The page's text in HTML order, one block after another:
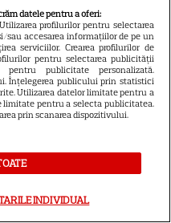
joi
Mării – Postul
Maicii Domnului. Ce
datele pentru a oferi:
profilurilor pentru selectarea
sau accesarea informațiilor de pe un
serviciilor. Crearea profilurilor de
pentru selectarea publicității
pentru publicitate personalizată.
Înțelegerea publicului prin statistici
Utilizarea datelor limitate pentru a
pentru a selecta publicitatea.
prin scanarea dispozitivului.
INDIVIDUAL